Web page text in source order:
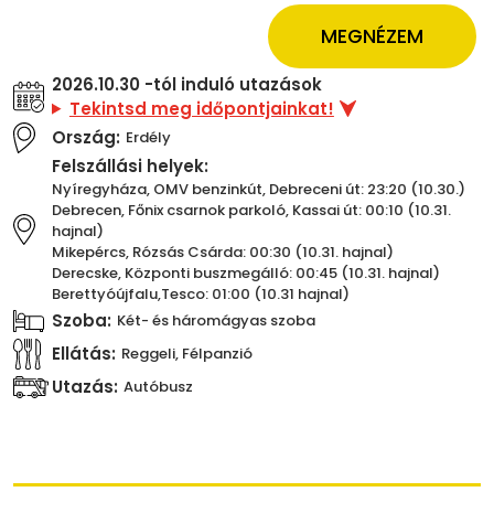
MEGNÉZEM
2026.10.30 -tól induló utazások
Tekintsd meg időpontjainkat!
Ország: Erdély
Felszállási helyek:
Nyíregyháza, OMV benzinkút, Debreceni út: 23:20 (10.30.)
Debrecen, Főnix csarnok parkoló, Kassai út: 00:10 (10.31.
hajnal)
Mikepércs, Rózsás Csárda: 00:30 (10.31. hajnal)
Derecske, Központi buszmegálló: 00:45 (10.31. hajnal)
Berettyóújfalu,Tesco: 01:00 (10.31 hajnal)
Szoba: Két- és háromágyas szoba
Ellátás: Reggeli, Félpanzió
Utazás: Autóbusz